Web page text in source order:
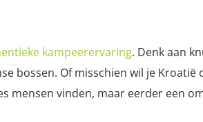
kampeerervaring. Denk aan
bossen. Of misschien wil je
mensen vinden, maar eerder een